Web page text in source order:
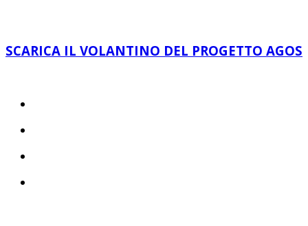
SCARICA IL VOLANTINO DEL PROGETTO AGOS